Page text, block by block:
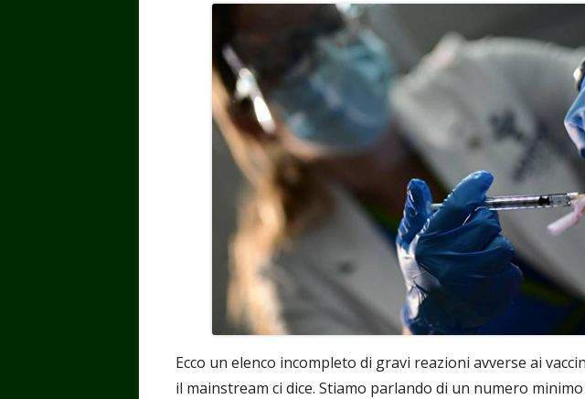
Ecco un elenco incompleto di gravi reazioni avverse ai
il mainstream ci dice. Stiamo parlando di un numero